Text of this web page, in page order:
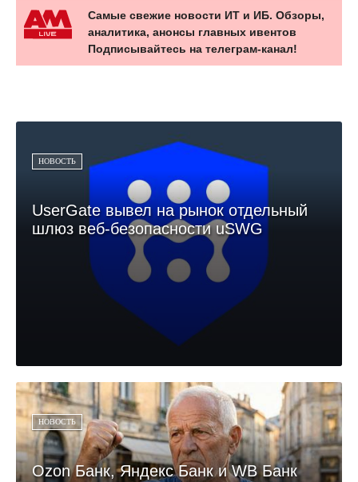
Самые свежие новости ИТ и ИБ. Обзоры,
аналитика, анонсы главных ивентов
Подписывайтесь на телеграм-канал!
НОВОСТЬ
UserGate вывел на рынок отдельный
шлюз веб-безопасности uSWG
НОВОСТЬ
Ozon Банк, Яндекс Банк и WB Банк